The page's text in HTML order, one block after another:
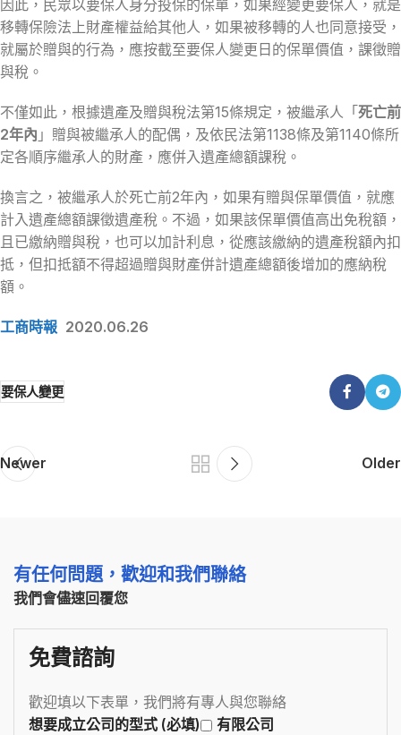
因此，民眾以要保人身分投保的保單，如果經變更要保人，就是
移轉保險法上財產權益給其他人，如果被移轉的人也同意接受，
就屬於贈與的行為，應按截至要保人變更日的保單價值，課徵贈
與稅。
不僅如此，根據遺產及贈與稅法第15條規定，被繼承人「死亡前
2年內 」贈與被繼承人的配偶，及依民法第1138條及第1140條所
定各順序繼承人的財產，應併入遺產總額課稅。
換言之，被繼承人於死亡前2年內，如果有贈與保單價值，就應
計入遺產總額課徵遺產稅。不過，如果該保單價值高出免稅額，
且已繳納贈與稅，也可以加計利息，從應該繳納的遺產稅額內扣
抵，但扣抵額不得超過贈與財產併計遺產總額後增加的應納稅
額。
工商時報 2020.06.26
要保人變更
Newer Older
有任何問題，歡迎和我們聯絡
我們會儘速回覆您
免費諮詢
歡迎填以下表單，我們將有專人與您聯絡
想要成立公司的型式 (必填)
有限公司